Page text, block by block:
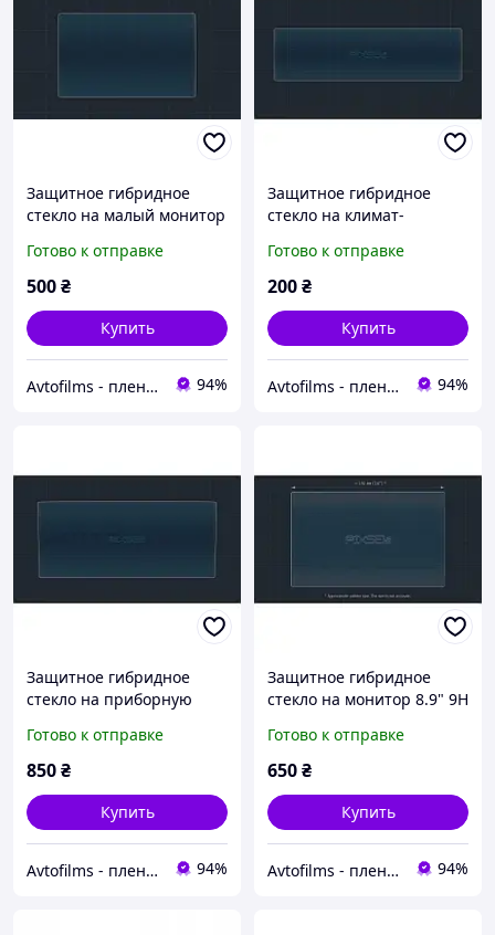
Защитное гибридное
стекло на малый монитор
TUCSON LE 2019 - 2020
Готово к отправке
500₴
Купить
Avtofilms - пленка на авто 94%
Защитное гибридное
стекло на климат-
HYUNDAI TUCSON 2020 -
2023
Готово к отправке
200₴
Купить
Avtofilms - пленка на авто 94%
Защитное гибридное
стекло на приборную
TUCSON 2020 - 2023
Готово к отправке
850₴
Купить
Avtofilms - пленка на авто 94%
Защитное гибридное
стекло на монитор 8.9" 9H
2023
Готово к отправке
650₴
Купить
Avtofilms - пленка на авто 94%